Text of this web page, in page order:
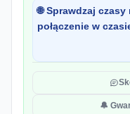
🌐 Sprawdzaj
połączenie w
🔔